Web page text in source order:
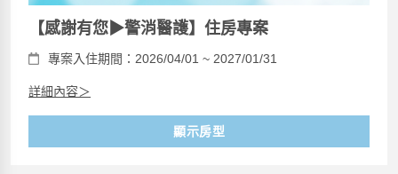
【感謝有您▶警消醫護】住房專案
專案入住期間：2026/04/01 ~ 2027/01/31
詳細內容＞
顯示房型